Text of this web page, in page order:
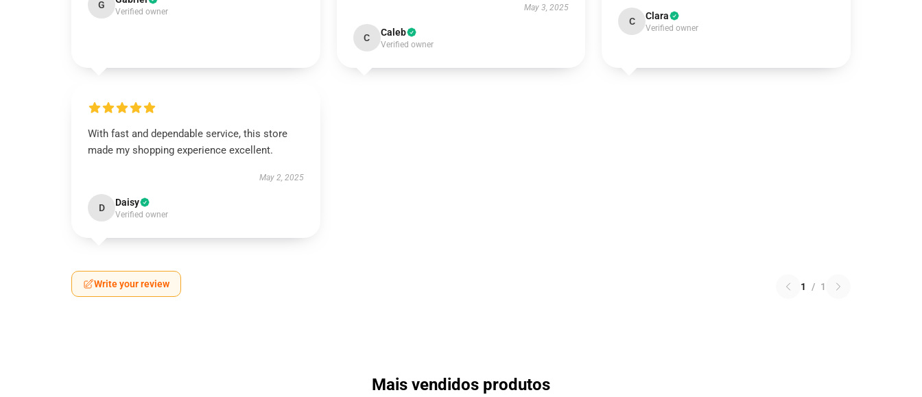
G
Verified owner May 3, 2025
C Caleb
Verified owner
C Clara
Verified owner
With fast and dependable service, this store
made my shopping experience excellent.
May 2, 2025
D Daisy
Verified owner
Write your review 1 / 1
Mais vendidos produtos